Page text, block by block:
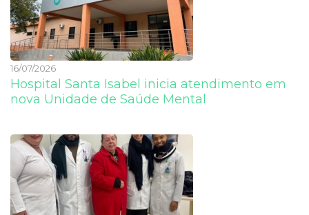
16/07/2026
Hospital Santa Isabel inicia atendimento em
nova Unidade de Saúde Mental